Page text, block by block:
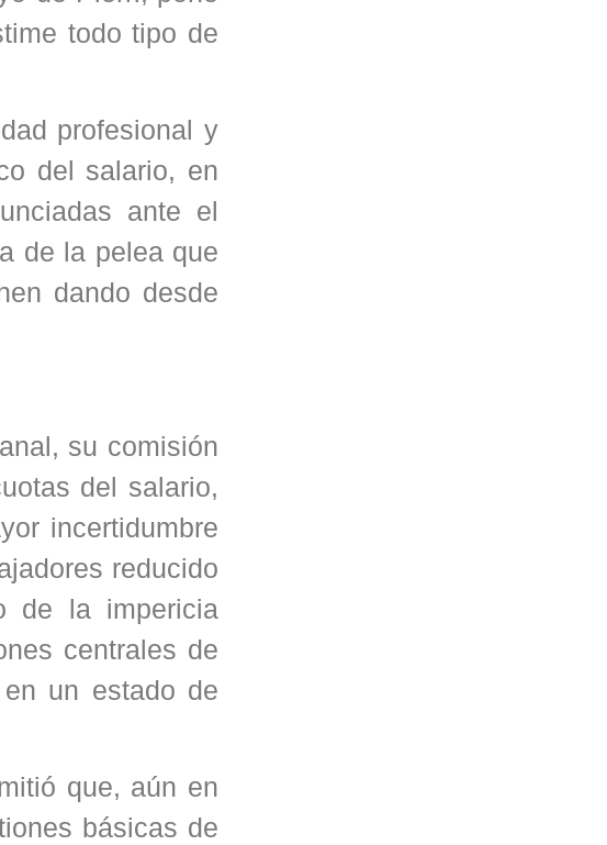
todo tipo de
profesional y
del salario, en
ante el
de la pelea que
dando desde
su comisión
del salario,
incertidumbre
reducido
de la impericia
centrales de
un estado de
que, aún en
básicas de